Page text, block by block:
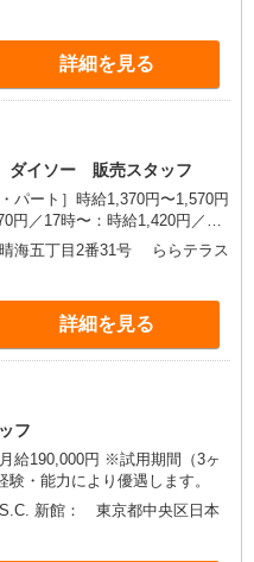
詳細を見る
ダイソー 販売スタッフ
パート］時給1,370円〜1,570円
円／17時〜：時給1,420円／土
平日7:00から9:00まで1520
9:00まで1570円 ※時給制／月
海五丁目2番31号 ららテラス
詳細を見る
フ
月給190,000円 ※試用期間（3ヶ
・能力により優遇します。
S.C. 新館： 東京都中央区日本